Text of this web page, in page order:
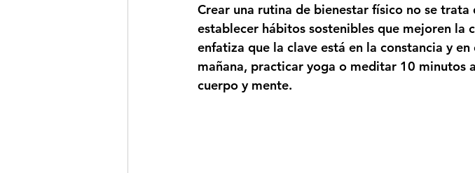
Crear una rutina de bienestar físico no se
establecer hábitos sostenibles que mejoren la
enfatiza que la clave está en la constancia y
mañana, practicar yoga o meditar 10 minutos
cuerpo y mente.